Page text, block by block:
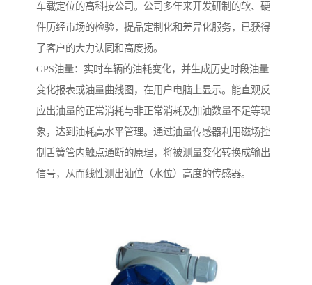
车载定位的高科技公司。公司多年来开发研制的软、硬
件历经市场的检验，提品定制化和差异化服务，已获得
了客户的大力认同和高度扬。
GPS油量：实时车辆的油耗变化，并生成历史时段油量
变化报表或油量曲线图，在用户电脑上显示。能直观反
应出油量的正常消耗与非正常消耗及加油数量不足等现
象，达到油耗高水平管理。通过油量传感器利用磁场控
制舌簧管内触点通断的原理，将被测量变化转换成输出
信号，从而线性测出油位（水位）高度的传感器。